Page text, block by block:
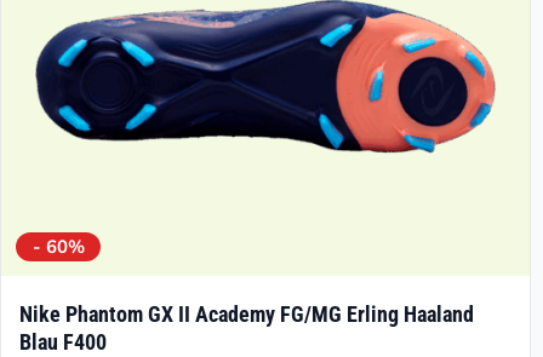
Produktseite
gewählt
werden
- 60%
Nike Phantom GX II Academy FG/MG Erling Haaland
Blau F400